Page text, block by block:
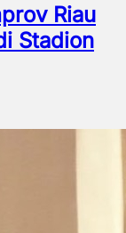
Riau
Stadion